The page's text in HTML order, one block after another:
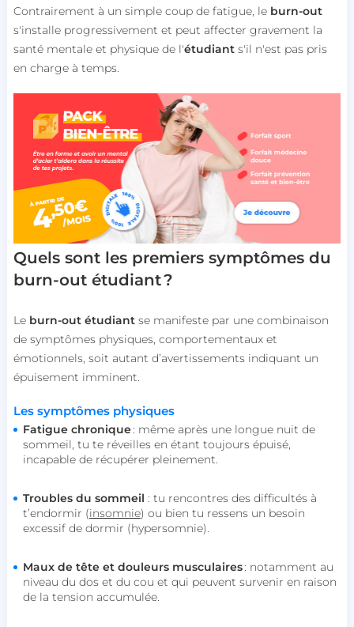
Contrairement à un simple coup de fatigue, le burn-out
s'installe progressivement et peut affecter gravement la
santé mentale et physique de l'étudiants'il n'est pas pris
en charge à temps.
Quels sont les premiers symptômes du
burn-out étudiant ?
Le burn-out étudiantse manifeste par une combinaison
de symptômes physiques, comportementaux et
émotionnels, soit autant d’avertissements indiquant un
épuisement imminent.
Les symptômes physiques
Fatigue chronique: même après une longue nuit de
sommeil, tu te réveilles en étant toujours épuisé,
incapable de récupérer pleinement.
Troubles du sommeil : tu rencontres des difficultés à
t’endormir (insomnie) ou bien tu ressens un besoin
excessif de dormir (hypersomnie).
Maux de tête et douleurs musculaires: notamment au
niveau du dos et du cou et qui peuvent survenir en raison
de la tension accumulée.